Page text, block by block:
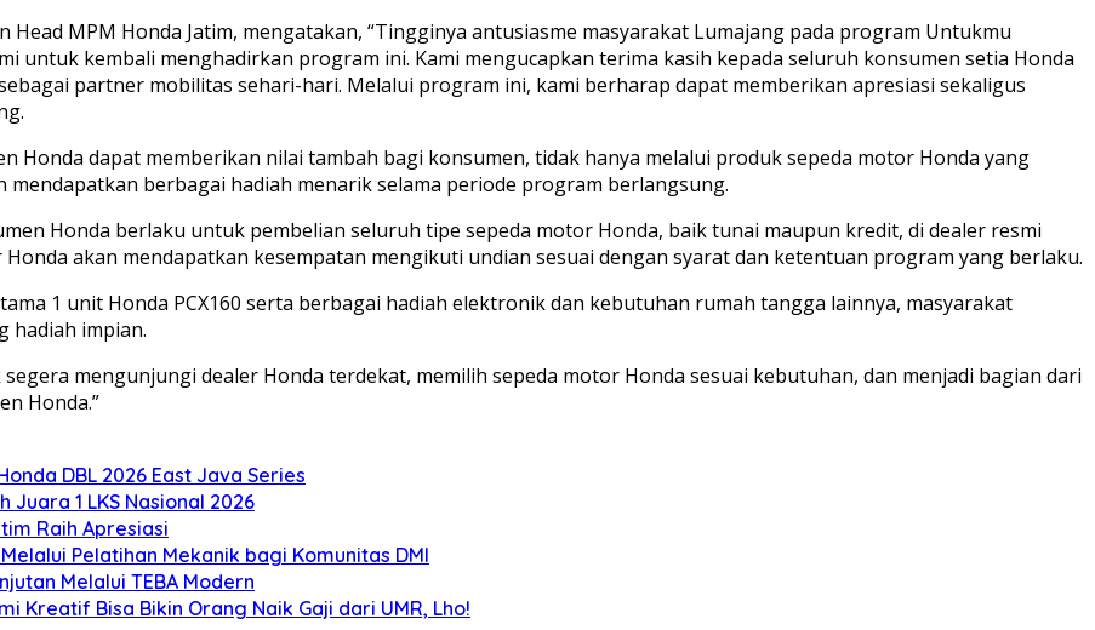
MPM Honda Jatim, mengatakan, “Tingginya antusiasme masyarakat Lumajang pada program Untukmu
untuk kembali menghadirkan program ini. Kami mengucapkan terima kasih kepada seluruh konsumen setia Honda
partner mobilitas sehari-hari. Melalui program ini, kami berharap dapat memberikan apresiasi sekaligus
Honda dapat memberikan nilai tambah bagi konsumen, tidak hanya melalui produk sepeda motor Honda yang
berbagai hadiah menarik selama periode program berlangsung.
Honda berlaku untuk pembelian seluruh tipe sepeda motor Honda, baik tunai maupun kredit, di dealer resmi
akan mendapatkan kesempatan mengikuti undian sesuai dengan syarat dan ketentuan program yang berlaku.
1 unit Honda PCX160 serta berbagai hadiah elektronik dan kebutuhan rumah tangga lainnya, masyarakat
hadiah impian.
mengunjungi dealer Honda terdekat, memilih sepeda motor Honda sesuai kebutuhan, dan menjadi bagian dari
Honda.”
DBL 2026 East Java Series
Juara 1 LKS Nasional 2026
Raih Apresiasi
Melalui Pelatihan Mekanik bagi Komunitas DMI
Melalui TEBA Modern
Kreatif Bisa Bikin Orang Naik Gaji dari UMR, Lho!